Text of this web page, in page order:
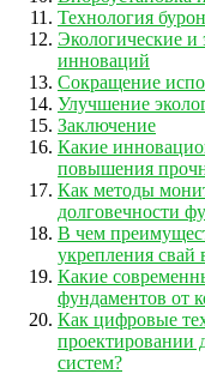
Технология
Экологические и
инноваций
Сокращение
Улучшение
Заключение
Какие
повышения
Как методы
долговечности
В чем
укрепления свай
Какие
фундаментов от
Как цифровые
проектировании
систем?